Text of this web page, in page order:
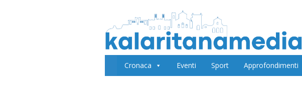
Cronaca Eventi Sport Approfondimenti